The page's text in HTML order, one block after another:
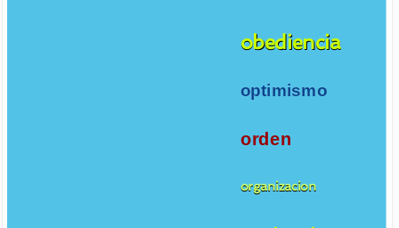
obediencia
optimismo
orden
organizacion